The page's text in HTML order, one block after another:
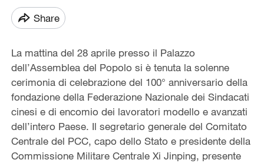
Share
La mattina del 28 aprile presso il Palazzo
dell’Assemblea del Popolo si è tenuta la solenne
cerimonia di celebrazione del 100° anniversario della
fondazione della Federazione Nazionale dei Sindacati
cinesi e di encomio dei lavoratori modello e avanzati
dell’intero Paese. Il segretario generale del Comitato
Centrale del PCC, capo dello Stato e presidente della
Commissione Militare Centrale Xi Jinping, presente